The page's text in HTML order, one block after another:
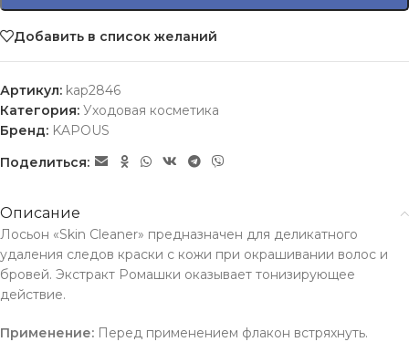
Добавить в список желаний
Артикул: kap2846
Категория: Уходовая косметика
Бренд: KAPOUS
Поделиться:
Описание
Лосьон «Skin Cleaner» предназначен для деликатного
удаления следов краски с кожи при окрашивании волос и
бровей. Экстракт Ромашки оказывает тонизирующее
действие.
Применение: Перед применением флакон встряхнуть.